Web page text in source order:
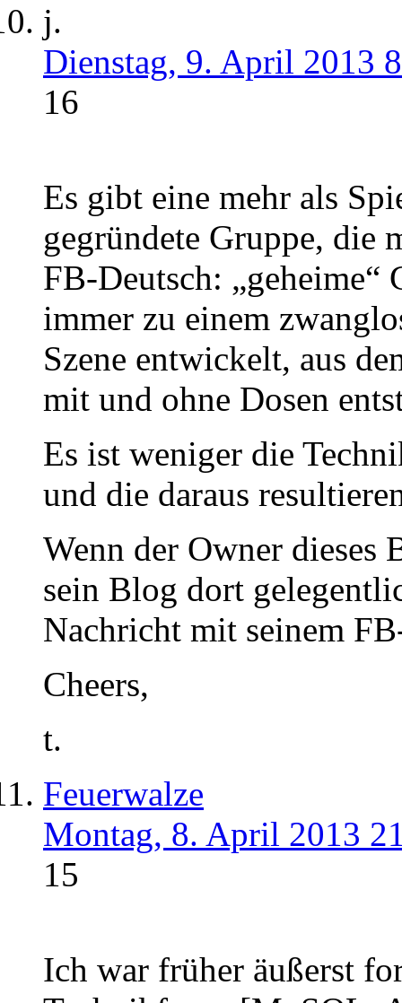
j.
Dienstag, 9. April 2013
16
Es gibt eine mehr als
gegründete Gruppe, die
FB-Deutsch: „geheime“
immer zu einem
Szene entwickelt, aus
mit und ohne Dosen
Es ist weniger die
und die daraus
Wenn der Owner dieses
sein Blog dort
Nachricht mit seinem
Cheers,
t.
Feuerwalze
Montag, 8. April 2013
15
Ich war früher äußerst